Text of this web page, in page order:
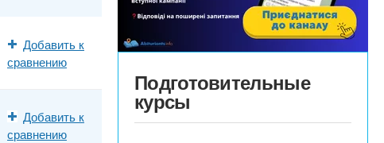
Добавить к
сравнению
Добавить к
сравнению
Подготовительные
курсы